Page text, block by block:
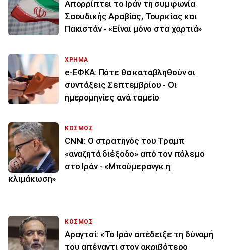
Απορρίπτει το Ιράν τη συμφωνία
Σαουδικής Αραβίας, Τουρκίας και
Πακιστάν - «Είναι μόνο στα χαρτιά»
ΧΡΗΜΑ
e-ΕΦΚΑ: Πότε θα καταβληθούν οι
συντάξεις Σεπτεμβρίου - Οι
ημερομηνίες ανά ταμείο
ΚΟΣΜΟΣ
CNNi: Ο στρατηγός του Τραμπ
«αναζητά διέξοδο» από τον πόλεμο
στο Ιράν - «Μπούμερανγκ η
κλιμάκωση»
ΚΟΣΜΟΣ
Αραγτσί: «Το Ιράν απέδειξε τη δύναμή
του απέναντι στον ακριβότερο